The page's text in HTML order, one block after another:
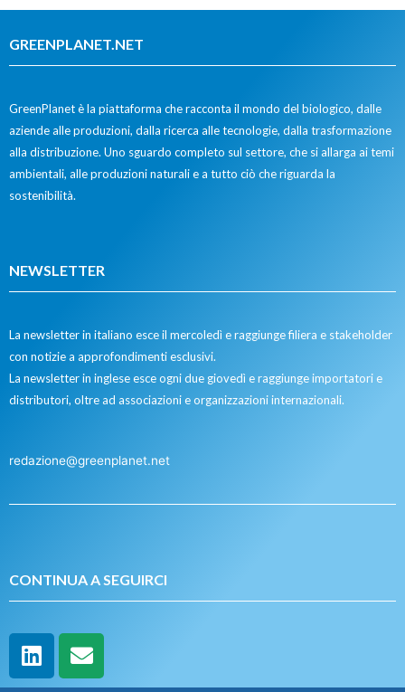
GREENPLANET.NET
GreenPlanet è la piattaforma che racconta il mondo del biologico, dalle
aziende alle produzioni, dalla ricerca alle tecnologie, dalla trasformazione
alla distribuzione. Uno sguardo completo sul settore, che si allarga ai temi
ambientali, alle produzioni naturali e a tutto ciò che riguarda la
sostenibilità.
NEWSLETTER
La newsletter in italiano esce il mercoledì e raggiunge filiera e stakeholder
con notizie a approfondimenti esclusivi.
La newsletter in inglese esce ogni due giovedì e raggiunge importatori e
distributori, oltre ad associazioni e organizzazioni internazionali.
redazione@greenplanet.net
CONTINUA A SEGUIRCI